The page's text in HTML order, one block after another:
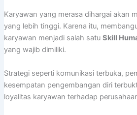
Karyawan yang merasa dihargai akan
yang lebih tinggi. Karena itu,
karyawan menjadi salah satu Skill
yang wajib dimiliki.
Strategi seperti komunikasi terbuka,
kesempatan pengembangan diri
loyalitas karyawan terhadap